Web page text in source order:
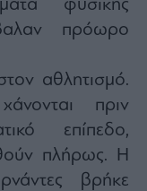
φυσικής
πρόωρο
αθλητισμό.
πριν
επίπεδο,
πλήρως. Η
βρήκε